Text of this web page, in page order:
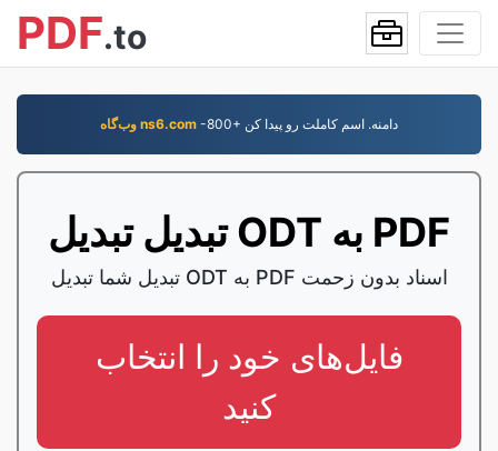
PDF.to
وب‌گاه ns6.com -800+ دامنه. اسم کاملت رو پيدا کن
تبدیل تبدیل ODT به PDF
تبدیل شما تبدیل ODT به PDF اسناد بدون زحمت
فایل‌های خود را انتخاب
کنید